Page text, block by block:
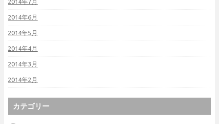
2014年7月
2014年6月
2014年5月
2014年4月
2014年3月
2014年2月
カテゴリー